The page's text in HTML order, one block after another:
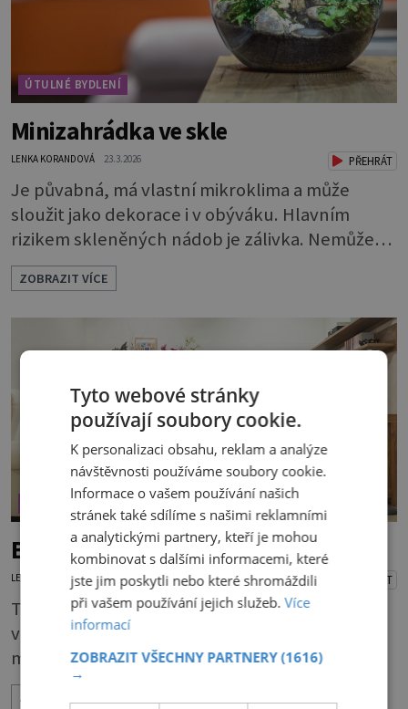
ÚTULNÉ BYDLENÍ
Minizahrádka ve skle
LENKA KORANDOVÁ 23.3.2026 PŘEHRÁT
Je půvabná, má vlastní mikroklima a může
sloužit jako dekorace i v obýváku. Hlavním
rizikem skleněných nádob je zálivka. Nemůže
odtékat a bude se hromadit u dna. To by rychle
vedlo k zahnívání rostlin. Proto je nutné
vytvořit dostatečně vysokou drenážní vrstvu,
která vodu pojme a bude chránit kořeny.
Potřebuje 3 vrstvy: * Na dno dobře vymyté
nádoby naskládejte omyté oblázky. Vrstva by m
ZOBRAZIT VÍCE
ÚTULNÉ BYDLENÍ
Bez taburetu se neobejdete
LENKA KORANDOVÁ 16.3.2026 PŘEHRÁT
Taburet je takový sedák bez opěrky. Zastane
však i funkci podnožky nebo stolku. Některé
mají navíc šikovný úložný prostor. Kdyby se
rozdávaly ceny za nejskromnější, a přitom
ZOBRAZIT VÍCE
Tyto webové stránky
používají soubory cookie.
K personalizaci obsahu, reklam a analýze
návštěvnosti používáme soubory cookie.
Informace o vašem používání našich
stránek také sdílíme s našimi reklamními
a analytickými partnery, kteří je mohou
kombinovat s dalšími informacemi, které
jste jim poskytli nebo které shromáždili
při vašem používání jejich služeb.Více
informací
ZOBRAZIT VŠECHNY PARTNERY(1616)
→